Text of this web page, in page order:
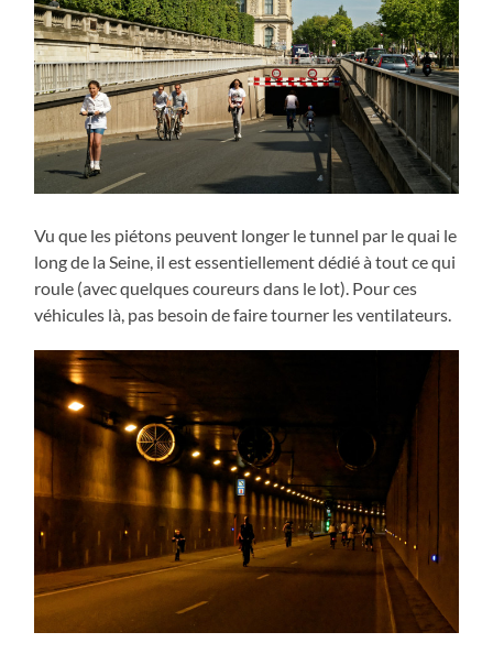
Vu que les piétons peuvent longer le tunnel par le quai le
long de la Seine, il est essentiellement dédié à tout ce qui
roule (avec quelques coureurs dans le lot). Pour ces
véhicules là, pas besoin de faire tourner les ventilateurs.